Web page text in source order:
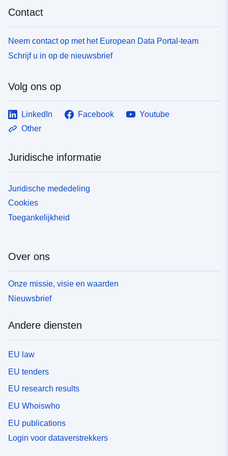
Contact
Neem contact op met het European Data Portal-team
Schrijf u in op de nieuwsbrief
Volg ons op
LinkedIn Facebook
Youtube
Other
Juridische informatie
Juridische mededeling
Cookies
Toegankelijkheid
Over ons
Onze missie, visie en waarden
Nieuwsbrief
Andere diensten
EU law
EU tenders
EU research results
EU Whoiswho
EU publications
Login voor dataverstrekkers